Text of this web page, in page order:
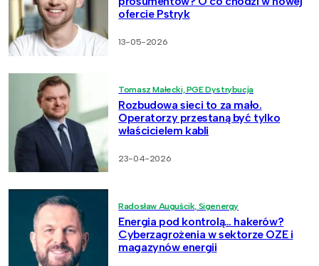
ofercie Pstryk
13-05-2026
Tomasz Małecki, PGE Dystrybucja
Rozbudowa sieci to za mało.
Operatorzy przestaną być tylko
właścicielem kabli
23-04-2026
Radosław Auguścik, Sigenergy
Energia pod kontrolą… hakerów?
Cyberzagrożenia w sektorze OZE i
magazynów energii